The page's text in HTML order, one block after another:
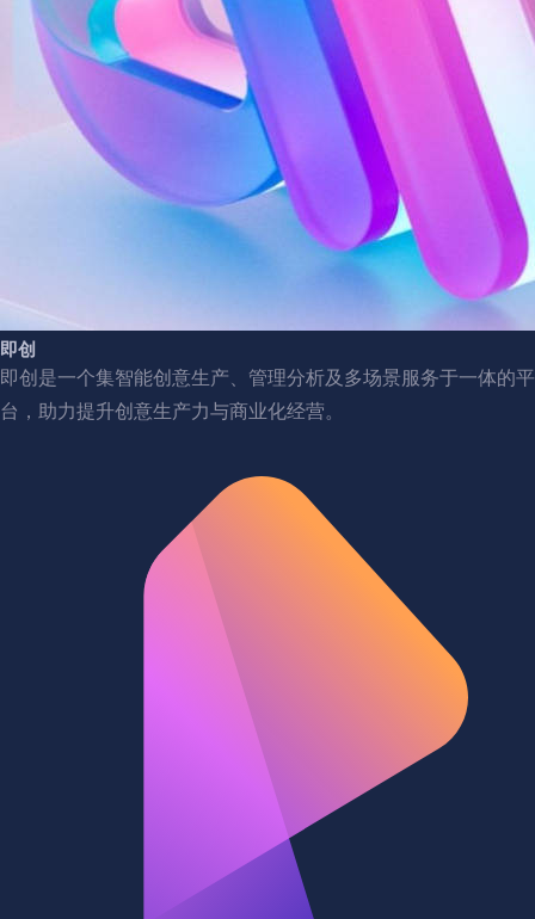
即创
即创是一个集智能创意生产、管理分析及多场景服务于一体的平
台，助力提升创意生产力与商业化经营。